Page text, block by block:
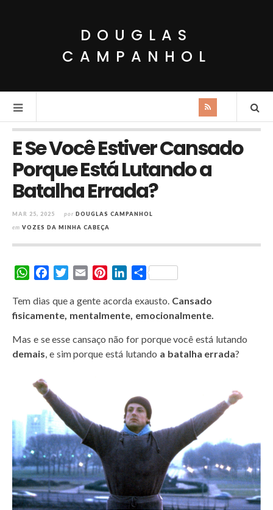
DOUGLAS
CAMPANHOL
E Se Você Estiver Cansado
Porque Está Lutando a
Batalha Errada?
MAR 25, 2025 por DOUGLAS CAMPANHOL
em VOZES DA MINHA CABEÇA
W
a
t
A
p
c
e
o
o
i
t
e
r
a
i
n
t
r
e
n
k
d
I
S
a
r
Tem dias que a gente acorda exausto. Cansado
fisicamente, mentalmente, emocionalmente.
Mas e se esse cansaço não for porque você está lutando
demais, e sim porque está lutando a batalha errada?